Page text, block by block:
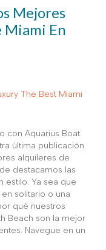
Mejores
Miami En
con Aquarius Boat
última publicación
alquileres de
destacamos las
estilo. Ya sea que
solitario o una
qué nuestros
Beach son la mejor
Navegue en un